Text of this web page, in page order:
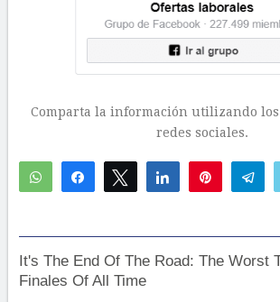
Comparta la información utilizando los
redes sociales.
WhatsAppCompartirTwittear Compartir